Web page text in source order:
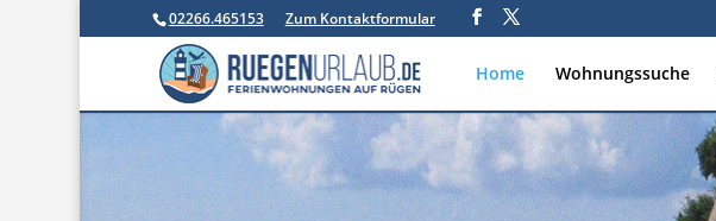
02266.465153 Zum Kontaktformular
Home Wohnungssuche